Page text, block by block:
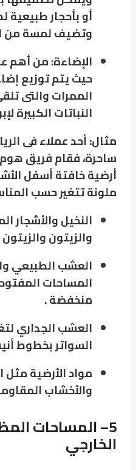
أو بأحجار طبيعية
وتضيف لمسة من
الإضاءة: من أهم
الممرات والتى
النباتات الكبيرة
مثال: أحد عملاء فى
ساحرة، فقام فريق
أرضية خافتة أسفل
ملونة تتغير حسب
النخيل والأشجار
والزيتون
العشب الطبيعي
المساحات
منخفضة .
العشب الجداري
السواتر بخطوط
مواد الأرضية مثل
والأخشاب
5– المساحات
الخارجي